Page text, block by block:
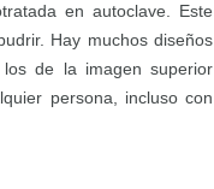
en autoclave. Este
Hay muchos diseños
de la imagen superior
persona, incluso con